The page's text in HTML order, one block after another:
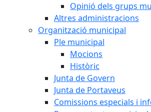
Opinió dels grups
Altres administracions
Organització municipal
Ple municipal
Mocions
Històric
Junta de Govern
Junta de Portaveus
Comissions especials i